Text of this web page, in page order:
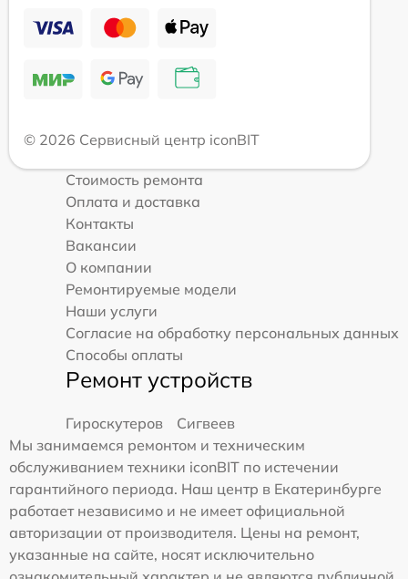
© 2026 Сервисный центр iconBIT
Стоимость ремонта
Оплата и доставка
Контакты
Вакансии
О компании
Ремонтируемые модели
Наши услуги
Согласие на обработку персональных данных
Способы оплаты
Ремонт устройств
Гироскутеров
Сигвеев
Мы занимаемся ремонтом и техническим
обслуживанием техники iconBIT по истечении
гарантийного периода. Наш центр в Екатеринбурге
работает независимо и не имеет официальной
авторизации от производителя. Цены на ремонт,
указанные на сайте, носят исключительно